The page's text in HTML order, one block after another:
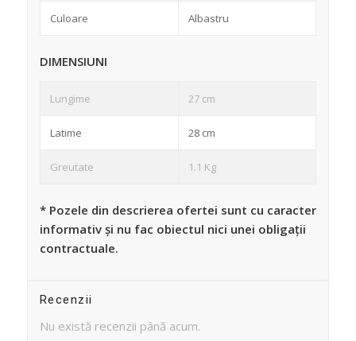
Culoare Albastru
DIMENSIUNI
Lungime 27 cm
Latime 28 cm
Greutate 1.1 Kg
* Pozele din descrierea ofertei sunt cu caracter
informativ și nu fac obiectul nici unei obligații
contractuale.
Recenzii
Nu există recenzii până acum.